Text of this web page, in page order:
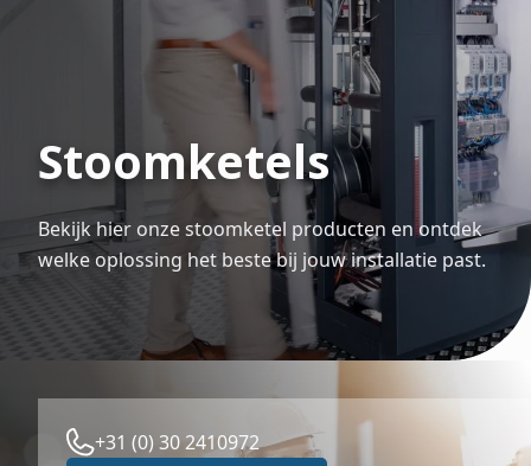
Stoomketels
Bekijk hier onze stoomketel producten en ontdek
welke oplossing het beste bij jouw installatie past.
+31 (0) 30 2410972